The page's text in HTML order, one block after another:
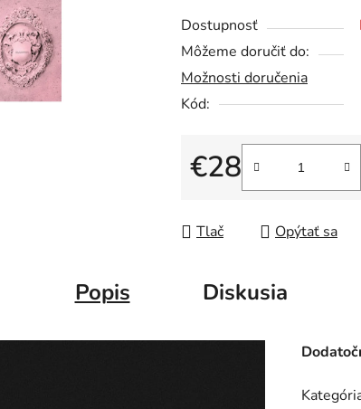
Dostupnosť
Môžeme doručiť do:
Možnosti doručenia
Kód:
€28
Jednotková cena:
Tlač Opýtať sa
Popis Diskusia